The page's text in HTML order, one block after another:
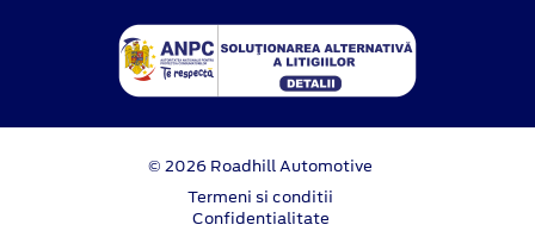
© 2026 Roadhill Automotive
Termeni si conditii
Confidentialitate